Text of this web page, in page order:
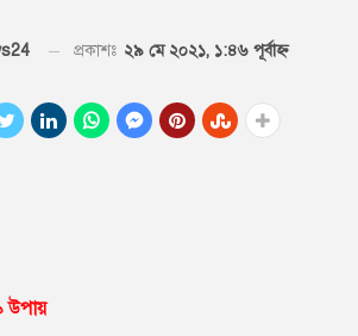
প্রকাশঃ ২৯ মে ২০২১, ১:৪৬ পূর্বাহ্ণ
উপায়